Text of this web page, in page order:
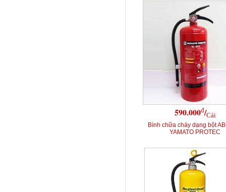
590.000đ/Cái
Bình chữa cháy dạng bột
YAMATO PROTEC